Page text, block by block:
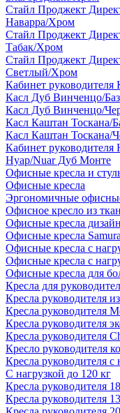
Стайл Проджект
Наварра/Хром
Стайл Проджект
Табак/Хром
Стайл Проджект
Светлый/Хром
Кабинет
Касл Дуб Винченцо/
Касл Дуб Винченцо/
Касл Каштан Тоскана/
Касл Каштан Тоскана/
Кабинет
Нуар/Nuar Дуб Монте
Офисные кресла и
Офисные кресла
Эргономичные
Офисное кресло из
Офисные кресла
Офисные кресла
Офисные кресла с
Офисные кресла с
Офисные кресла для
Кресла для
Кресла руководителя
Кресла руководителя
Кресла руководителя
Кресла руководителя
Кресло руководителя
Кресла руководителя с
С нагрузкой до 120 кг
Кресла руководителя
Кресла руководителя